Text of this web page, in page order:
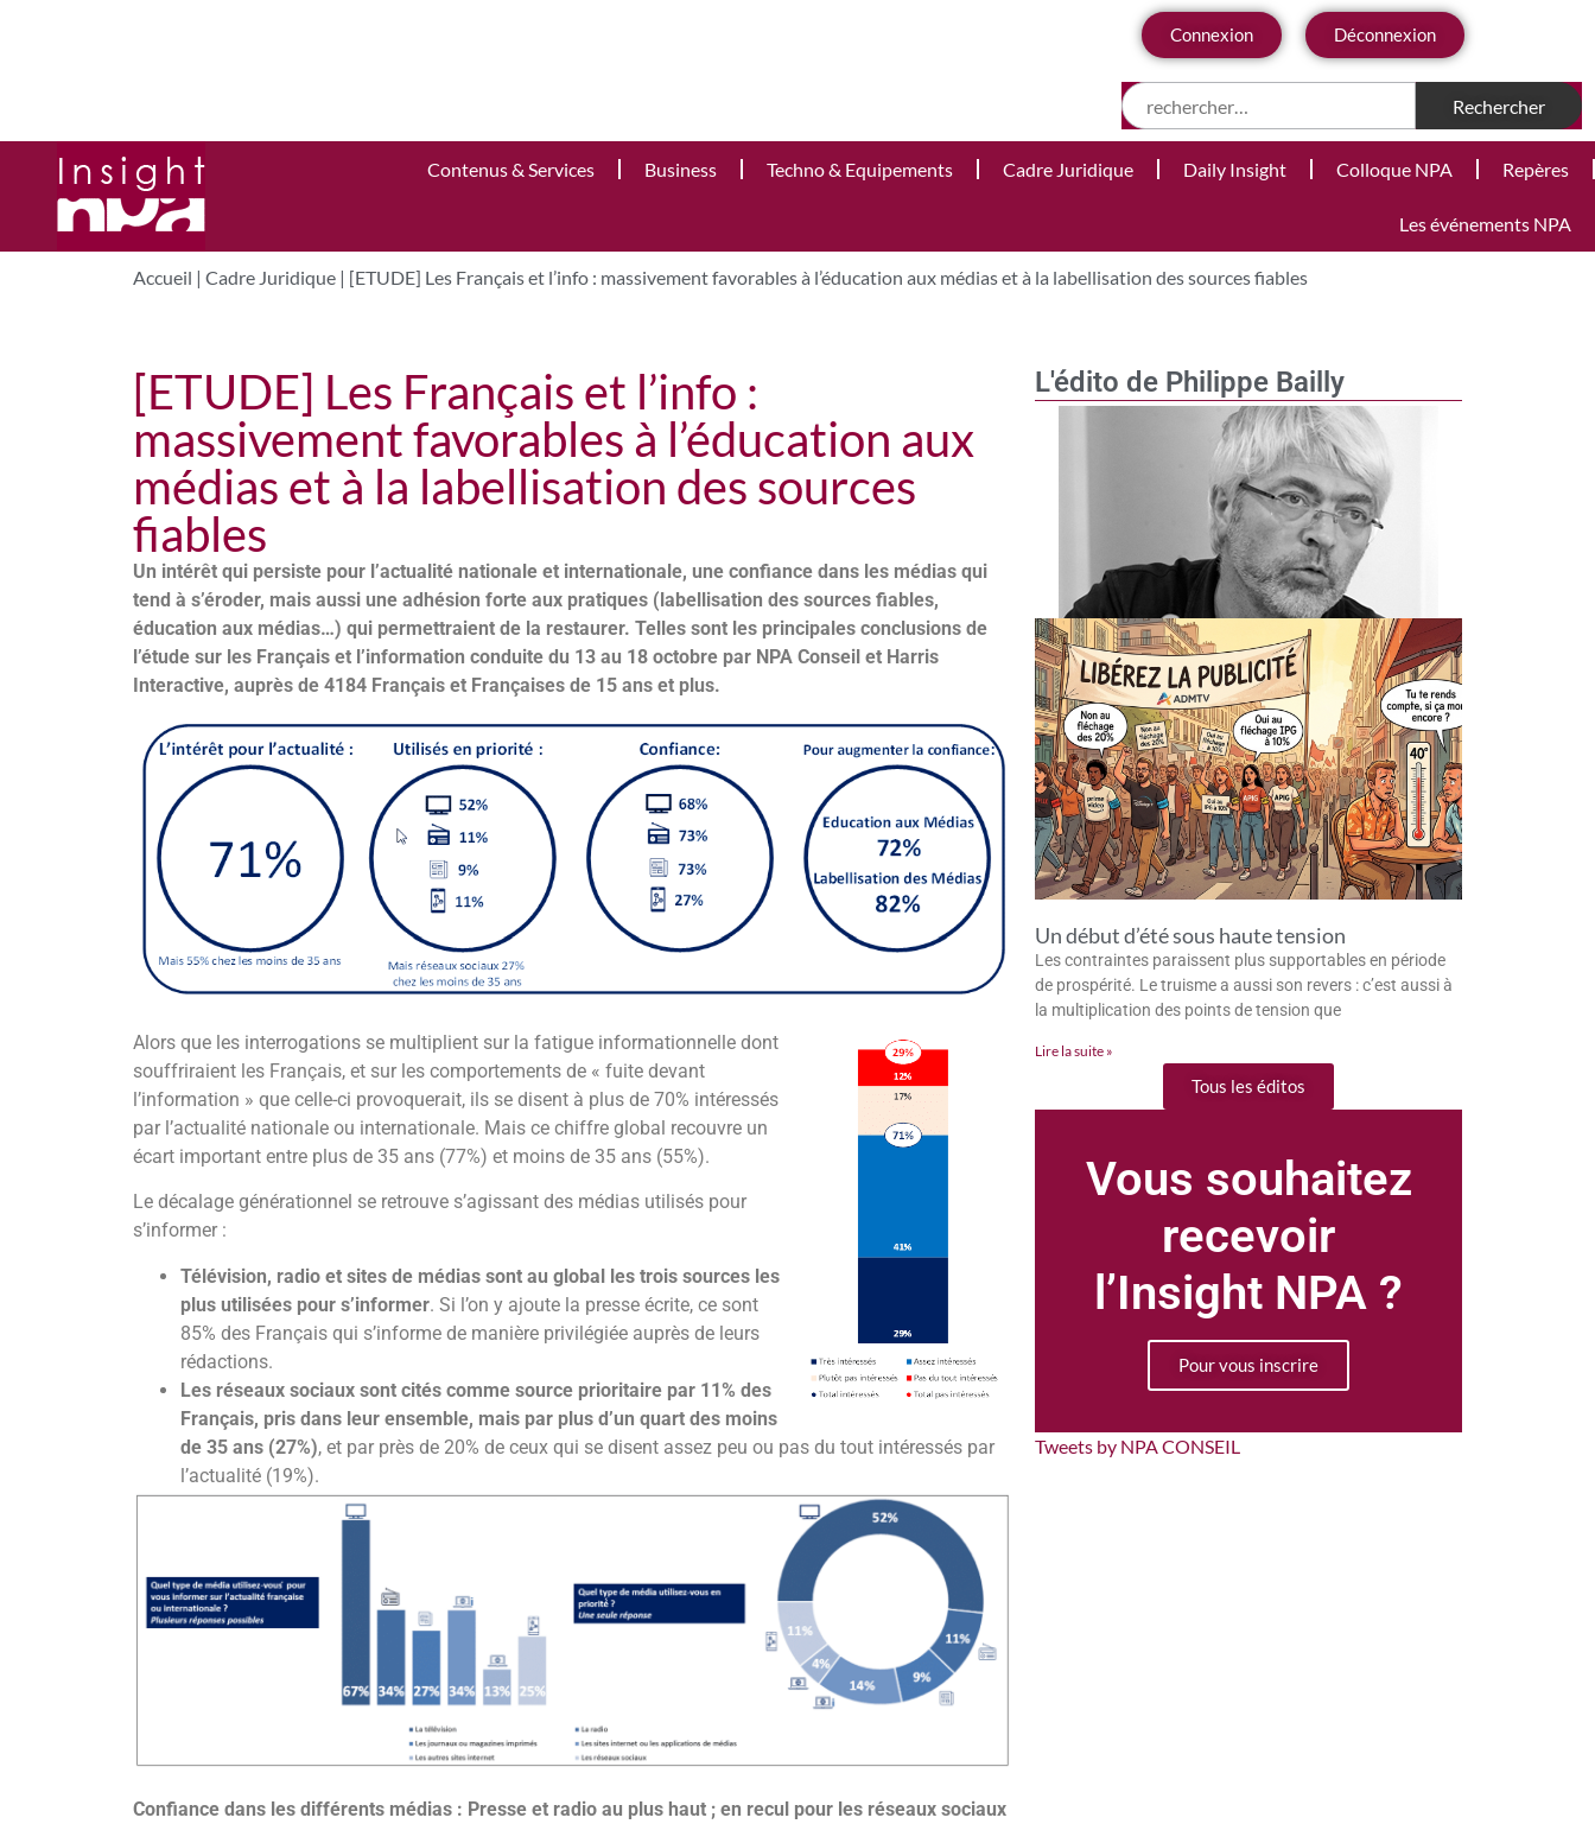
Connexion Déconnexion
Contenus & Services Business Techno & Equipements Cadre Juridique Daily Insight Colloque NPA Repères
Les événements NPA
Accueil | Cadre Juridique | [ETUDE] Les Français et l’info : massivement favorables à l’éducation aux médias et à la labellisation des sources fiables
L'édito de Philippe Bailly
Un début d’été sous haute tension
Les contraintes paraissent plus supportables en période
de prospérité. Le truisme a aussi son revers : c’est aussi à
la multiplication des points de tension que
Lire la suite »
Tous les éditos
Vous souhaitez
recevoir
l’Insight NPA ?
Pour vous inscrire
Tweets by NPA CONSEIL
[ETUDE] Les Français et l’info :
massivement favorables à l’éducation aux
médias et à la labellisation des sources
fiables
Un intérêt qui persiste pour l’actualité nationale et internationale, une confiance dans les médias qui
tend à s’éroder, mais aussi une adhésion forte aux pratiques (labellisation des sources fiables,
éducation aux médias…) qui permettraient de la restaurer. Telles sont les principales conclusions de
l’étude sur les Français et l’information conduite du 13 au 18 octobre par NPA Conseil et Harris
Interactive, auprès de 4184 Français et Françaises de 15 ans et plus.
Alors que les interrogations se multiplient sur la fatigue informationnelle dont
souffriraient les Français, et sur les comportements de « fuite devant
l’information » que celle-ci provoquerait, ils se disent à plus de 70% intéressés
par l’actualité nationale ou internationale. Mais ce chiffre global recouvre un
écart important entre plus de 35 ans (77%) et moins de 35 ans (55%).
Le décalage générationnel se retrouve s’agissant des médias utilisés pour
s’informer :
Télévision, radio et sites de médias sont au global les trois sources les
plus utilisées pour s’informer. Si l’on y ajoute la presse écrite, ce sont
85% des Français qui s’informe de manière privilégiée auprès de leurs
rédactions.
Les réseaux sociaux sont cités comme source prioritaire par 11% des
Français, pris dans leur ensemble, mais par plus d’un quart des moins
de 35 ans (27%), et par près de 20% de ceux qui se disent assez peu ou pas du tout intéressés par
l’actualité (19%).
Confiance dans les différents médias : Presse et radio au plus haut ; en recul pour les réseaux sociaux